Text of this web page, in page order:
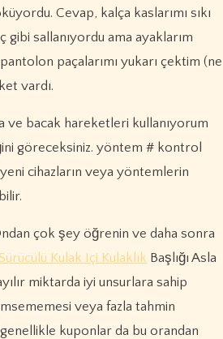
sallanıyordu ama ayaklarım
paçalarımı yukarı çektim (ne
vardı.
ve bacak hareketleri kullanıyorum
göreceksiniz. yöntem # kontrol
cihazların veya yöntemlerin
çok şey öğrenin ve daha sonra
Kulak Içi Kulaklık Başlığı Asla
miktarda iyi unsurlara sahip
veya fazla tahmin
kuponlar da bu orandan